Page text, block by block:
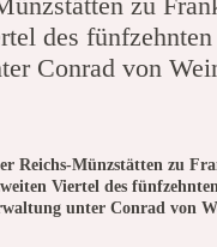
des fünfzehnten
Conrad von
Reichs-Münzstätten zu
Viertel des
unter Conrad von